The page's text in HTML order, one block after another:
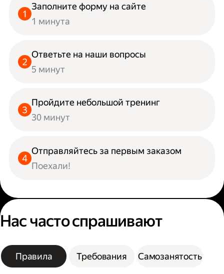
Заполните форму на сайте
1 минута
Ответьте на наши вопросы
5 минут
Пройдите небольшой тренинг
30 минут
Отправляйтесь за первым заказом
Поехали!
Нас часто спрашивают
Правила Требования Самозанятость